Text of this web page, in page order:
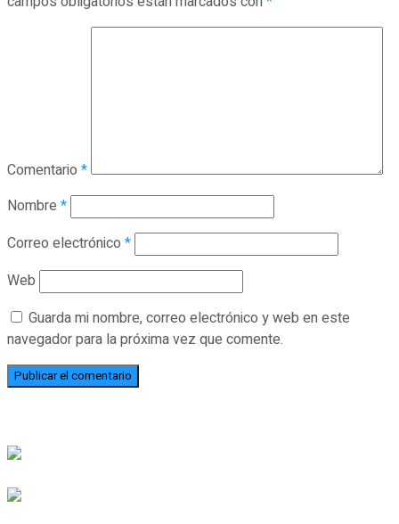
Comentario *
Nombre *
Correo electrónico *
Web
Guarda mi nombre, correo electrónico y web en este
navegador para la próxima vez que comente.